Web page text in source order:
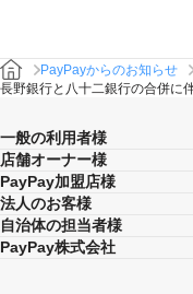
PayPayからのお知らせ
長野銀行と八十二銀行の合併に
一般の利用者様
店舗オーナー様
PayPay加盟店様
法人のお客様
自治体の担当者様
PayPay株式会社